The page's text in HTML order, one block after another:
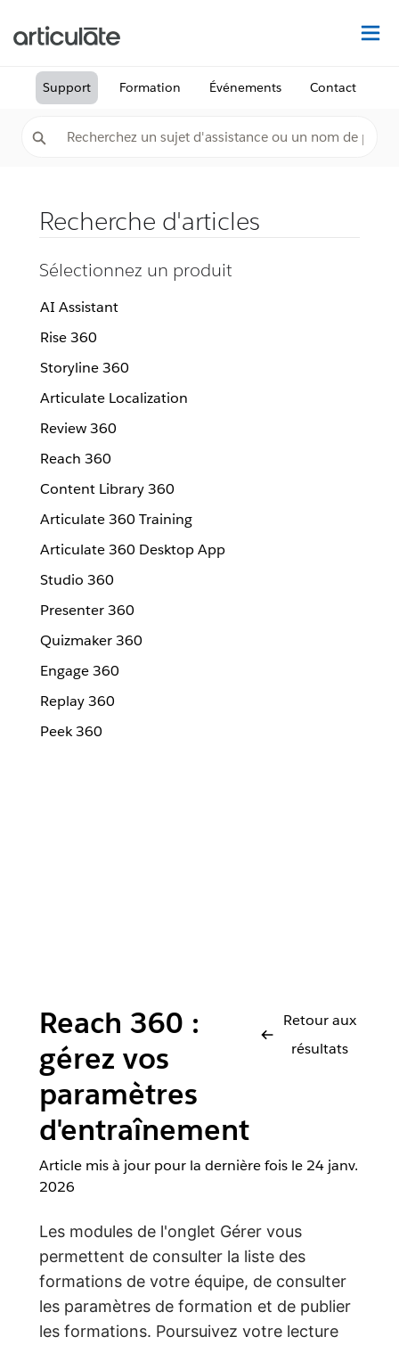
Support Formation Événements Contact
Recherche d'articles
Sélectionnez un produit
AI Assistant
Rise 360
Storyline 360
Articulate Localization
Review 360
Reach 360
Content Library 360
Articulate 360 Training
Articulate 360 Desktop App
Studio 360
Presenter 360
Quizmaker 360
Engage 360
Replay 360
Peek 360
Reach 360 :
gérez vos
paramètres
d'entraînement
Retour aux
résultats
Article mis à jour pour la dernière fois le 24 janv.
2026
Les modules de l'onglet Gérer vous
permettent de consulter la liste des
formations de votre équipe, de consulter
les paramètres de formation et de publier
les formations. Poursuivez votre lecture